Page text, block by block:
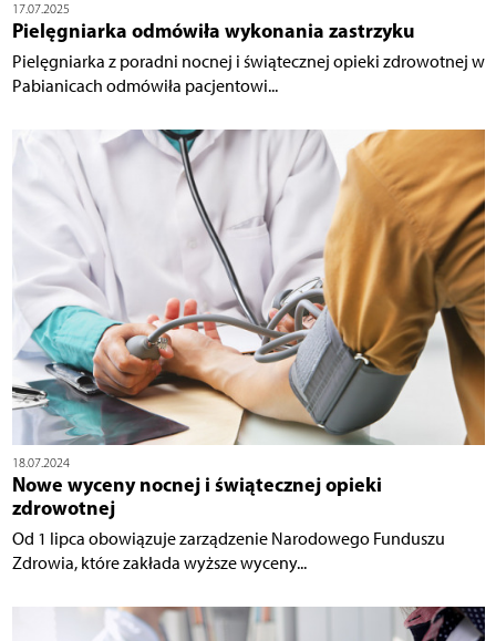
17.07.2025
Pielęgniarka odmówiła wykonania zastrzyku
Pielęgniarka z poradni nocnej i świątecznej opieki zdrowotnej w
Pabianicach odmówiła pacjentowi...
18.07.2024
Nowe wyceny nocnej i świątecznej opieki
zdrowotnej
Od 1 lipca obowiązuje zarządzenie Narodowego Funduszu
Zdrowia, które zakłada wyższe wyceny...